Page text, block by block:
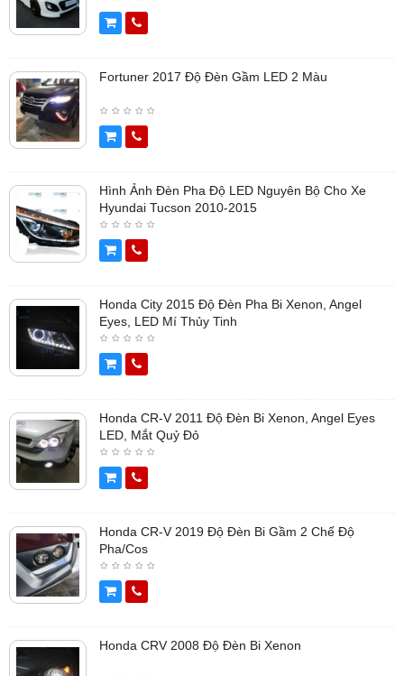
Fortuner 2017 Độ Đèn Gầm LED 2 Màu
Hình Ảnh Đèn Pha Độ LED Nguyên Bộ Cho Xe
Hyundai Tucson 2010-2015
Honda City 2015 Độ Đèn Pha Bi Xenon, Angel
Eyes, LED Mí Thủy Tinh
Honda CR-V 2011 Độ Đèn Bi Xenon, Angel Eyes
LED, Mắt Quỷ Đỏ
Honda CR-V 2019 Độ Đèn Bi Gầm 2 Chế Độ
Pha/cos
Honda CRV 2008 Độ Đèn Bi Xenon